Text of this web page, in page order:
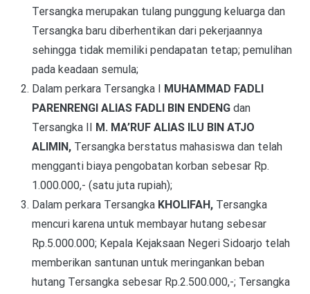
Tersangka merupakan tulang punggung keluarga dan
Tersangka baru diberhentikan dari pekerjaannya
sehingga tidak memiliki pendapatan tetap; pemulihan
pada keadaan semula;
Dalam perkara Tersangka I MUHAMMAD FADLI
PARENRENGI ALIAS FADLI BIN ENDENG dan
Tersangka II M. MA’RUF ALIAS ILU BIN ATJO
ALIMIN, Tersangka berstatus mahasiswa dan telah
mengganti biaya pengobatan korban sebesar Rp.
1.000.000,- (satu juta rupiah);
Dalam perkara Tersangka KHOLIFAH, Tersangka
mencuri karena untuk membayar hutang sebesar
Rp.5.000.000; Kepala Kejaksaan Negeri Sidoarjo telah
memberikan santunan untuk meringankan beban
hutang Tersangka sebesar Rp.2.500.000,-; Tersangka